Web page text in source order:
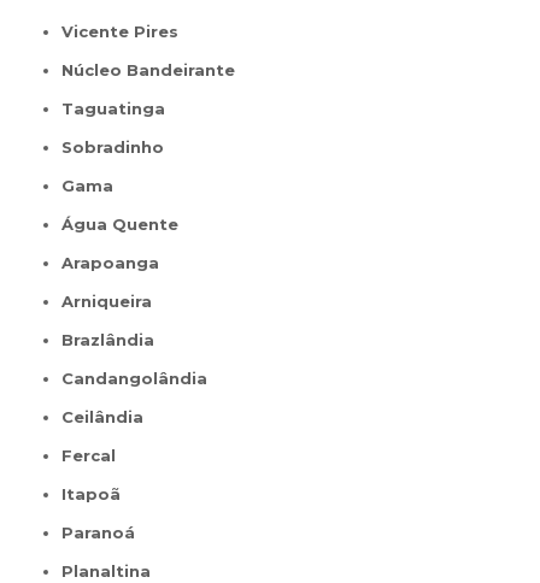
Vicente Pires
Núcleo Bandeirante
Taguatinga
Sobradinho
Gama
Água Quente
Arapoanga
Arniqueira
Brazlândia
Candangolândia
Ceilândia
Fercal
Itapoã
Paranoá
Planaltina